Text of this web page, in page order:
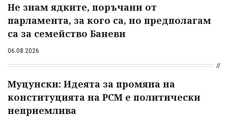
Не знам ядките, поръчани от
парламента, за кого са, но предполагам
са за семейство Баневи
06.08.2026
Муцунски: Идеята за промяна на
конституцията на РСМ е политически
неприемлива